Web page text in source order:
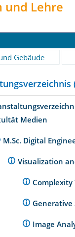
und Lehre
Gebäude
Medien
M.Sc. Digital
Visualization
Image